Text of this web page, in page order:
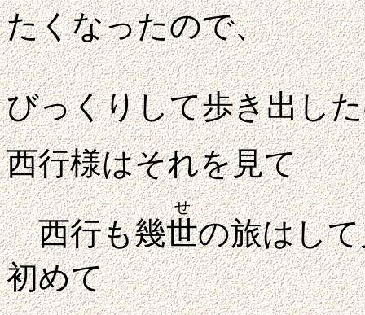
たくなったので、
びっくりして歩き出し
西行様はそれを見て
西行も幾世
せ
の旅はし
初めて